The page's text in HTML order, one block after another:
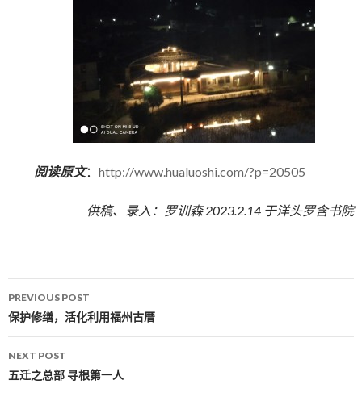
阅读原文： http://www.hualuoshi.com/?p=20505
供稿、录入：罗训森 2023.2.14 于洋头罗含书院
Post navigation
PREVIOUS POST
保护修缮，活化利用福州古厝
NEXT POST
五迁之总部 寻根第一人